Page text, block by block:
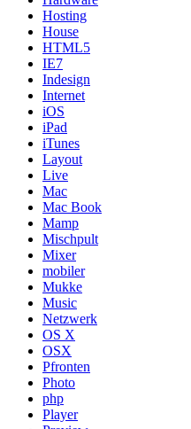
Hosting
House
HTML5
IE7
Indesign
Internet
iOS
iPad
iTunes
Layout
Live
Mac
Mac Book
Mamp
Mischpult
Mixer
mobiler
Mukke
Music
Netzwerk
OS X
OSX
Pfronten
Photo
php
Player